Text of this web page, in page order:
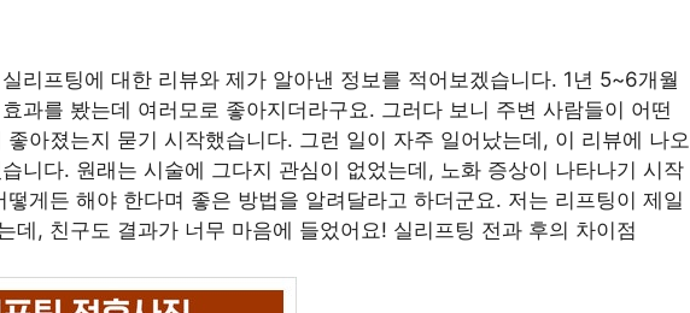
리프팅에 대한 리뷰와 제가 알아낸 정보를 적어보겠습니다. 1년 5~6개월
과를 봤는데 여러모로 좋아지더라구요. 그러다 보니 주변 사람들이 어떤
좋아졌는지 묻기 시작했습니다. 그런 일이 자주 일어났는데, 이 리뷰에 나오
니다. 원래는 시술에 그다지 관심이 없었는데, 노화 증상이 나타나기 시작
게든 해야 한다며 좋은 방법을 알려달라고 하더군요. 저는 리프팅이 제일
데, 친구도 결과가 너무 마음에 들었어요! 실리프팅 전과 후의 차이점